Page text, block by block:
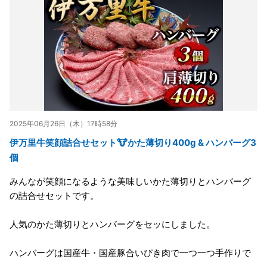
2025年06月26日（木）17時58分
伊万里牛笑顔詰合せセット🐮かた薄切り400g & ハンバーグ3
個
みんなが笑顔になるような美味しいかた薄切りとハンバーグ
の詰合せセットです。
人気のかた薄切りとハンバーグをセッにしました。
ハンバーグは国産牛・国産豚合いびき肉で一つ一つ手作りで